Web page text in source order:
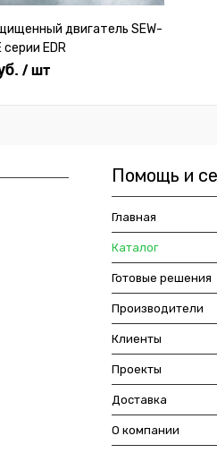
двигатель SEW-
серии EDR
/ шт
Помощь и
Главная
Каталог
Готовые решения
Производители
Клиенты
Проекты
Доставка
О компании